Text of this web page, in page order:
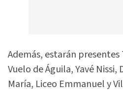
Además, estarán
Vuelo de Águila, Yavé Nissi,
María, Liceo Emmanuel y